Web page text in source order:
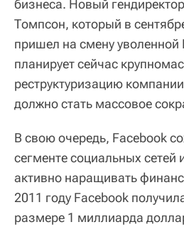
бизнеса. Новый
Томпсон, который в
пришел на смену уволенной
планирует сейчас
реструктуризацию
должно стать массовое
В свою очередь, Facebook
сегменте социальных сетей
активно наращивать
2011 году Facebook
размере 1 миллиарда